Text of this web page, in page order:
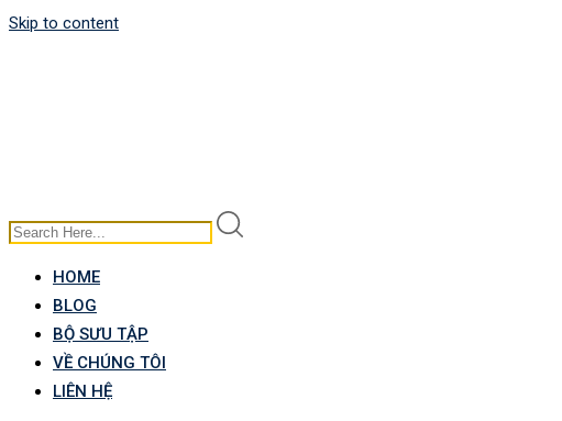
Skip to content
HOME
BLOG
BỘ SƯU TẬP
VỀ CHÚNG TÔI
LIÊN HỆ